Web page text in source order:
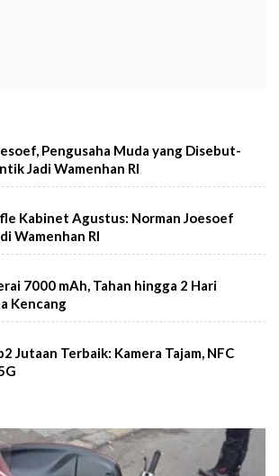
Pengusaha Muda yang Disebut-
Jadi Wamenhan RI
Kabinet Agustus: Norman Joesoef
Wamenhan RI
7000 mAh, Tahan hingga 2 Hari
Kencang
Jutaan Terbaik: Kamera Tajam, NFC